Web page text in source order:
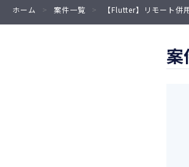
ホーム > 案件一覧 > 【Flutter】リモート
案